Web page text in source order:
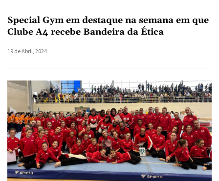
Special Gym em destaque na semana em que
Clube A4 recebe Bandeira da Ética
19 de Abril, 2024